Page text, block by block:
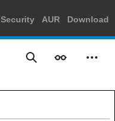
Security AUR Download
検索 表示 個人